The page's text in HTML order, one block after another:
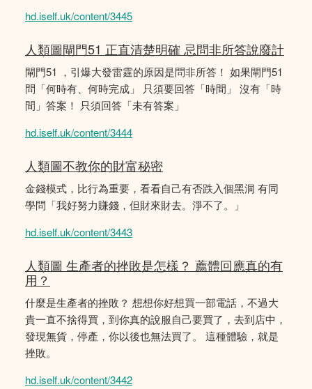
hd.iself.uk/content/3445
人類圖閘門51 正直清楚明確 忌問非所答說廢計
閘門51 ，引爆大發雷霆的原因是問非所答！ 如果閘門51
問「何時有、何時完成」 只須要回答「時間」 沒有「時
間」答案！ 只須回答「未有答案」
hd.iself.uk/content/3444
人類圖不教你的財富秘密
金錢模式，比行為重要，看看自己有否跌入個黑洞 有同
學問「我好努力賺錢，但財來財去。淨不了。」
hd.iself.uk/content/3443
人類圖 生產者的挫敗是怎樣？ 薦體回應真的有
用？
什麼是生產者的挫敗？ 想想你好想買一部電話，不過大
貴一直不捨得買，到你真的說服自己要買了，去到店中，
發現無貨，停產，你以後也無法買了。 這種體驗，就是
挫敗。
hd.iself.uk/content/3442